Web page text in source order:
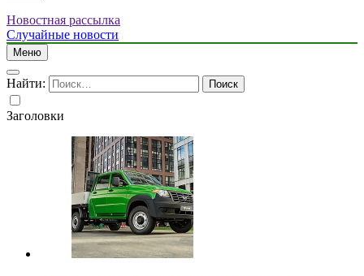
Новостная рассылка
Случайные новости
Меню
Найти:
Заголовки